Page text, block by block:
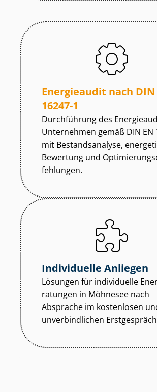
Energieaudit nach DIN
16247-1
Durchführung des
Unternehmen gemäß DIN EN
mit Bestandsanalyse,
Bewertung und
feh­lun­gen.
Individuelle Anliegen
Lösungen für individuelle
ra­tun­gen in Möhnesee nach
Absprache im kostenlosen
unverbindlichen